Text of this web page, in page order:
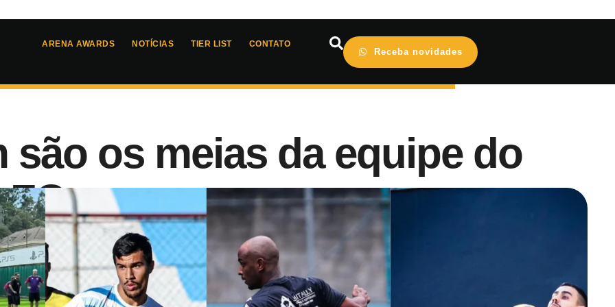
ARENA AWARDS NOTÍCIAS TIER LIST CONTATO
Receba novidades
são os meias da equipe do
- 15:17